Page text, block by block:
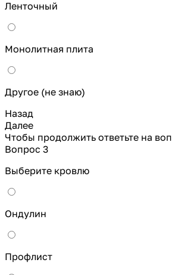
Ленточный
Монолитная плита
Другое (не знаю)
Назад
Далее
Чтобы продолжить ответьте на
Вопрос 3
Выберите кровлю
Ондулин
Профлист